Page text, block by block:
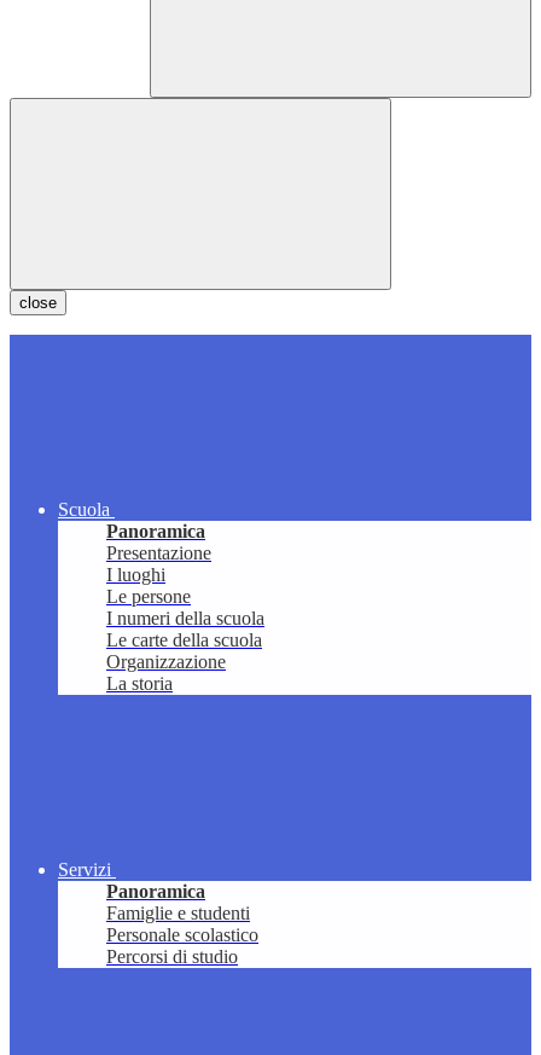
close
Scuola
Panoramica
Presentazione
I luoghi
Le persone
I numeri della scuola
Le carte della scuola
Organizzazione
La storia
Servizi
Panoramica
Famiglie e studenti
Personale scolastico
Percorsi di studio